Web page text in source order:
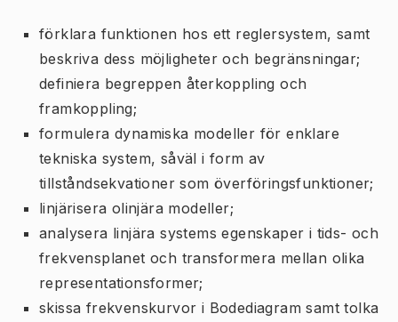
förklara funktionen hos ett reglersystem, samt
beskriva dess möjligheter och begränsningar;
definiera begreppen återkoppling och
framkoppling;
formulera dynamiska modeller för enklare
tekniska system, såväl i form av
tillståndsekvationer som överföringsfunktioner;
linjärisera olinjära modeller;
analysera linjära systems egenskaper i tids- och
frekvensplanet och transformera mellan olika
representationsformer;
skissa frekvenskurvor i Bodediagram samt tolka